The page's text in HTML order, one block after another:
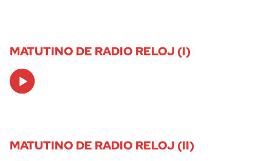
MATUTINO DE RADIO RELOJ (I)
Audio
Player
MATUTINO DE RADIO RELOJ (II)